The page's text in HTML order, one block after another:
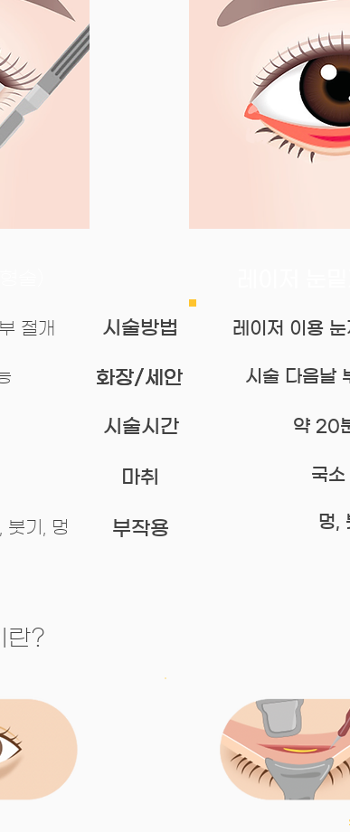
절개
붓기, 멍
약 20
시술 다음날
​시술방법 레이저 이용
화장/세안
화장/세안
시술시간
마취
​부작용
국소
멍,
란?